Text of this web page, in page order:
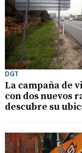
DGT
La campaña de
con dos nuevos
descubre su